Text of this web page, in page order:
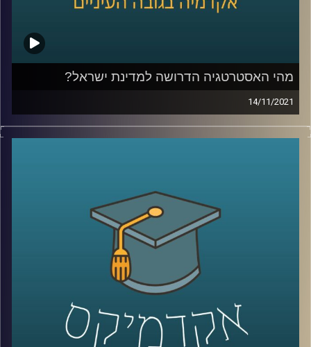
לשיחה עם ד"ר יונת צובנר על צרנות ירוקה –לחץ כאן
לשיחה עם ד"ר יונת צובנר על השפעת שמנו על תוי פנינו –
לחץ כאן
קרדיט תמונות:AudioVersity
מהי האסטרטגיה הדרושה למדינת ישראל?
14/11/2021
ביום שלישי הבא בשעות הבוקר יתקיים כנס ביטחוני-מדיני
מטעם המכון למדיניות ואסטרטגיה של אוניברסיטת רייכמן
לדבר על הכנס ולהעלות סוגיות אסטרטגיות בהן נדרש לבצע
חשיבה מעמיקה בתחומים השונים: יחסי ישראל ארה"ב, טרור,
לאתר המכון למדיניות ואסטרטגיה –לחצו כאן